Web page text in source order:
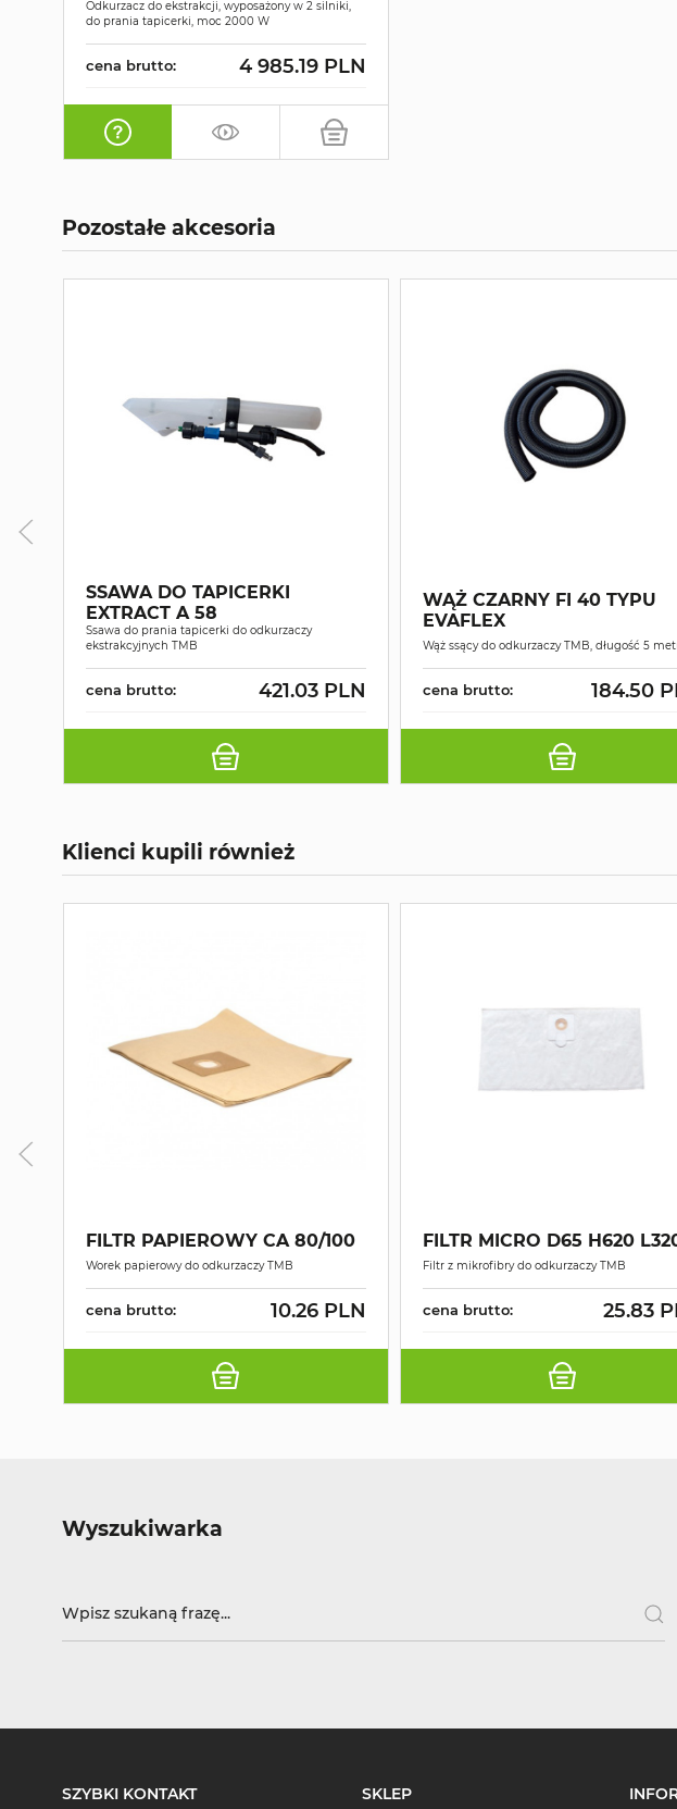
Odkurzacz do ekstrakcji, wyposażony w 2 silniki,
do prania tapicerki, moc 2000 W
cena brutto: 4 985.19 PLN
Pozostałe akcesoria
SSAWA DO TAPICERKI
EXTRACT A 58
Ssawa do prania tapicerki do odkurzaczy
ekstrakcyjnych TMB
cena brutto: 421.03 PLN
WĄŻ CZARNY FI 40 TYPU
EVAFLEX
Wąż ssący do odkurzaczy TMB, długość 5
cena brutto: 184.50
Klienci kupili również
FILTR PAPIEROWY CA 80/100
Worek papierowy do odkurzaczy TMB
cena brutto: 10.26 PLN
FILTR MICRO D65 H620
Filtr z mikrofibry do odkurzaczy TMB
cena brutto: 25.83
Wyszukiwarka
SZYBKI KONTAKT SKLEP